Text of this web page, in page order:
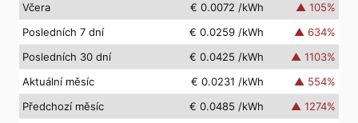
Včera
€ 0.0072 /kWh ▲ 105%
Posledních 7 dní
€ 0.0259 /kWh ▲ 634%
Posledních 30 dní
€ 0.0425 /kWh ▲ 1103%
Aktuální měsíc
€ 0.0231 /kWh ▲ 554%
Předchozí měsíc
€ 0.0485 /kWh ▲ 1274%